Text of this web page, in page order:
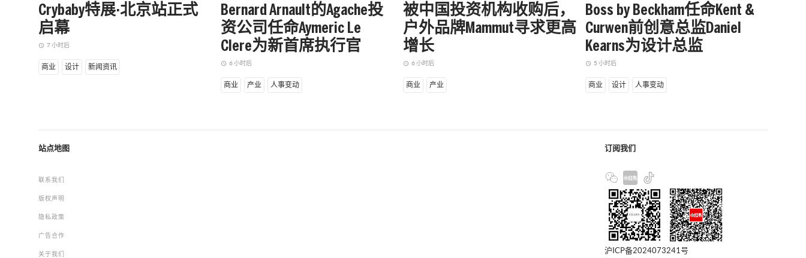
Crybaby特展·北京站正式
启幕
access_time 7 小时后
商业 设计 新闻资讯
Bernard Arnault的Agache投
资公司任命Aymeric Le
Clere为新首席执行官
access_time 6 小时后
商业 产业 人事变动
被中国投资机构收购后，
户外品牌Mammut寻求更高
增长
access_time 6 小时后
商业 产业
Boss by Beckham任命Kent &
Curwen前创意总监Daniel
Kearns为设计总监
access_time 5 小时后
商业 设计 人事变动
订阅我们
沪ICP备2024073241号
站点地图
联系我们
版权声明
隐私政策
广告合作
关于我们